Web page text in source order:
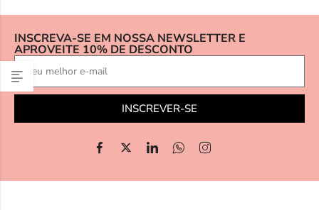
INSCREVA-SE EM NOSSA NEWSLETTER E
APROVEITE 10% DE DESCONTO
INSCREVER-SE